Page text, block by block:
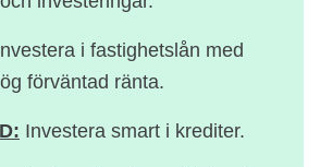
i fastighetslån med
förväntad ränta.
Investera smart i krediter.